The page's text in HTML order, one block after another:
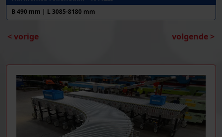
B 490 mm | L 3085-8180 mm
< vorige volgende >